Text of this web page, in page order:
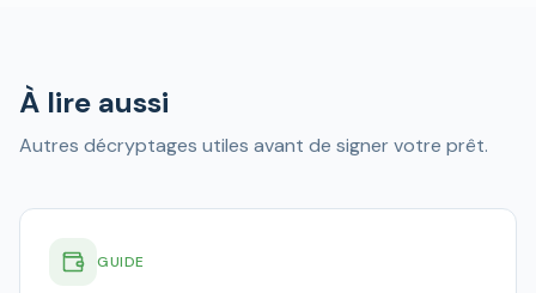
À lire aussi
Autres décryptages utiles avant de signer votre prêt.
GUIDE